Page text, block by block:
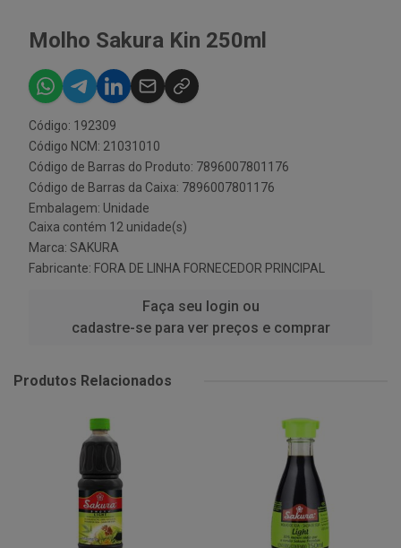
Molho Sakura Kin 250ml
Código: 192309
Código NCM: 21031010
Código de Barras do Produto: 7896007801176
Código de Barras da Caixa: 7896007801176
Embalagem: Unidade
Caixa contém 12 unidade(s)
Marca: SAKURA
Fabricante: FORA DE LINHA FORNECEDOR PRINCIPAL
Faça seu login ou
cadastre-se para ver preços e comprar
Produtos Relacionados